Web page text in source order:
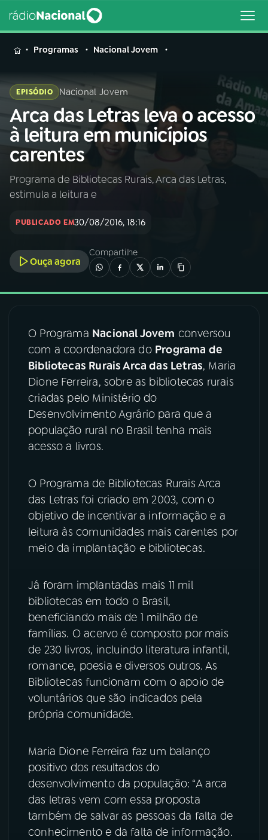
MENU
Buscar
na
Rádio
Nacional
Buscar
AO VIVO
INÍCIO
A RÁDIO
03PROGRAMAÇÃO
04PROGRAMAS
PODCASTS
06VIDEOCASTS
FESTIVAL DE MÚSICA
ACOMPANHE A RÁDIO NACIONAL
Instagram X
TikTok
Programas Nacional Jovem
EPISÓDIO Nacional Jovem
Arca das Letras leva o acesso
à leitura em municípios
carentes
Programa de Bibliotecas Rurais, Arca das Letras,
estimula a leitura e
PUBLICADO EM30/08/2016, 18:16
Ouça agora
Compartilhe
O Programa Nacional Jovem conversou
com a coordenadora do Programa de
Bibliotecas Rurais Arca das Letras, Maria
Dione Ferreira, sobre as bibliotecas rurais
criadas pelo Ministério do
Desenvolvimento Agrário para que a
população rural no Brasil tenha mais
acesso a livros.
O Programa de Bibliotecas Rurais Arca
das Letras foi criado em 2003, com o
objetivo de incentivar a informação e a
leitura às comunidades mais carentes por
meio da implantação e bibliotecas.
Já foram implantadas mais 11 mil
bibliotecas em todo o Brasil,
beneficiando mais de 1 milhão de
famílias. O acervo é composto por mais
de 230 livros, incluindo literatura infantil,
romance, poesia e diversos outros. As
Bibliotecas funcionam com o apoio de
voluntários que são indicados pela
própria comunidade.
Maria Dione Ferreira faz um balanço
positivo dos resultados do
desenvolvimento da população: “A arca
das letras vem com essa proposta
também de salvar as pessoas da falta de
conhecimento e da falta de informação.